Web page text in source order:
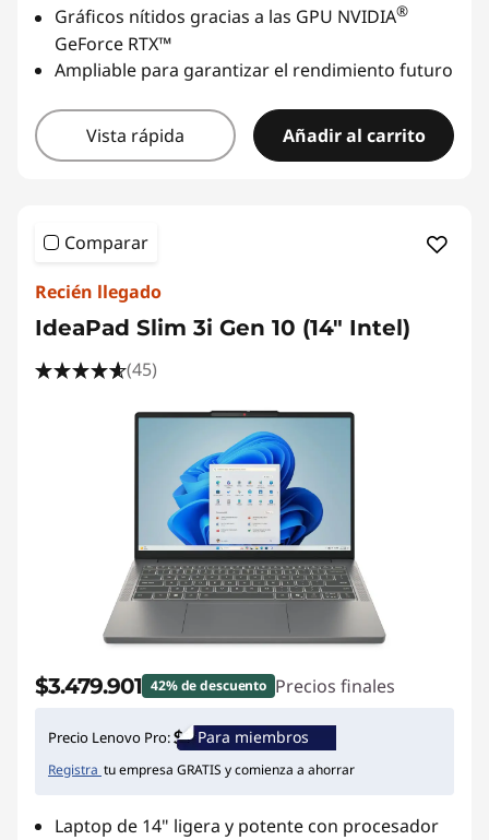
Gráficos nítidos gracias a las GPU NVIDIA®
GeForce RTX™
Ampliable para garantizar el rendimiento futuro
Vista rápida Añadir al carrito
Comparar
Recién llegado
IdeaPad Slim 3i Gen 10 (14" Intel)
(45)
$3.479.901 42% de descuento Precios finales
Precio Lenovo Pro: Para miembros
Registra tu empresa GRATIS y comienza a ahorrar
Laptop de 14" ligera y potente con procesador